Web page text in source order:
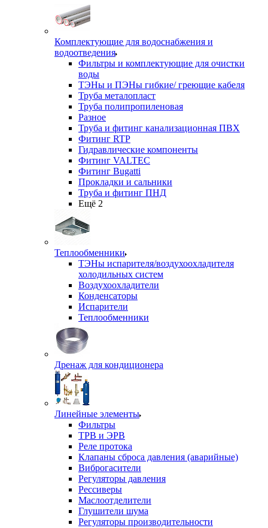
Комплектующие для водоснабжения и
водоотведения
Фильтры и комплектующие для очистки
воды
ТЭНы и ПЭНы гибкие/ греющие кабеля
Труба металопласт
Труба полипропиленовая
Разное
Труба и фитинг канализационная ПВХ
Фитинг RTP
Гидравлические компоненты
Фитинг VALTEC
Фитинг Bugatti
Прокладки и сальники
Труба и фитинг ПНД
Ещё 2
Теплообменники
ТЭНы испарителя/воздухоохладителя
холодильных систем
Воздухоохладители
Конденсаторы
Испарители
Теплообменники
Дренаж для кондиционера
Линейные элементы
Фильтры
ТРВ и ЭРВ
Реле протока
Клапаны сброса давления (аварийные)
Виброгасители
Регуляторы давления
Рессиверы
Маслоотделители
Глушители шума
Регуляторы производительности